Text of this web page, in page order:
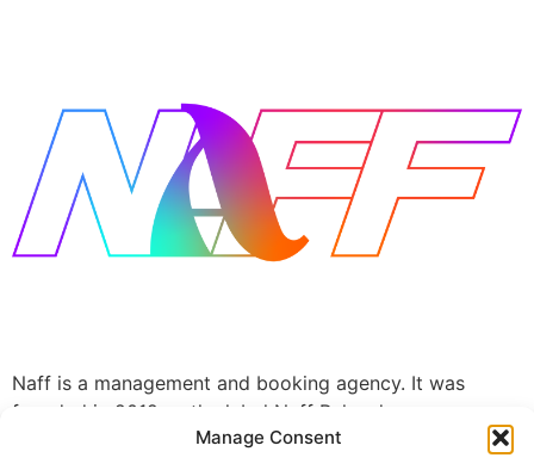
Manage Consent
Naff is a management and booking agency. It was
founded in 2012 as the label Naff Rekordz.